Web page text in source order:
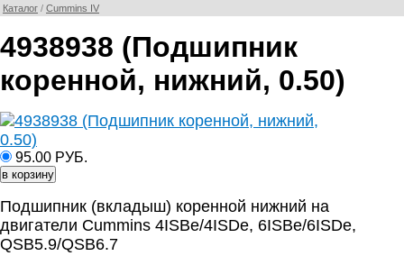
Каталог / Cummins IV
4938938 (Подшипник
коренной, нижний, 0.50)
95.00 РУБ.
Подшипник (вкладыш) коренной нижний на
двигатели Cummins 4ISBe/4ISDe, 6ISBe/6ISDe,
QSB5.9/QSB6.7